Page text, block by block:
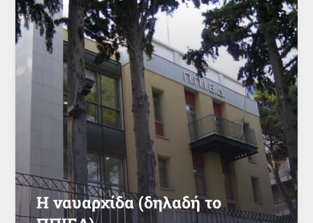
Η ναυαρχίδα (δηλαδή το